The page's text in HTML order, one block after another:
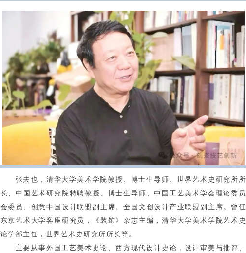
张夫也，清华大学美术学院教授、博士生导师、世界艺术史研究所所
长、中国艺术研究院特聘教授、博士生导师、中国工艺美术学会理论委员
会委员、创意中国设计联盟副主席、全国文创设计产业联盟副主席。 曾任
东京艺术大学客座研究员，《装饰》杂志主编，清华大学美术学院艺术史
论学部主任，世界艺术史研究所所长等。
主要从事外国工艺美术史论、西方现代设计史论，设计审美与批评、